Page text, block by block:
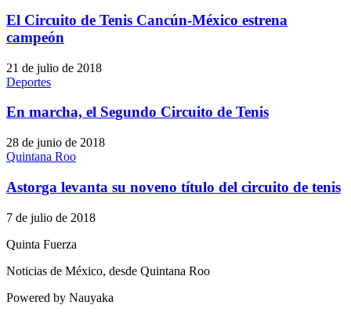
El Circuito de Tenis Cancún-México estrena
campeón
21 de julio de 2018
Deportes
En marcha, el Segundo Circuito de Tenis
28 de junio de 2018
Quintana Roo
Astorga levanta su noveno título del circuito de tenis
7 de julio de 2018
Quinta Fuerza
Noticias de México, desde Quintana Roo
Powered by Nauyaka